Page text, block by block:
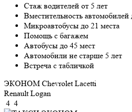
Стаж водителей от 5 лет
Вместительность автомобилей
Микроавтобусы до 21 места
Помощь с багажем
Автобусы до 45 мест
Автомобили не старше 5 лет
Встреча с табличкой
ЭКОНОМ Chevrolet Lacetti
Renault Logan
4 4